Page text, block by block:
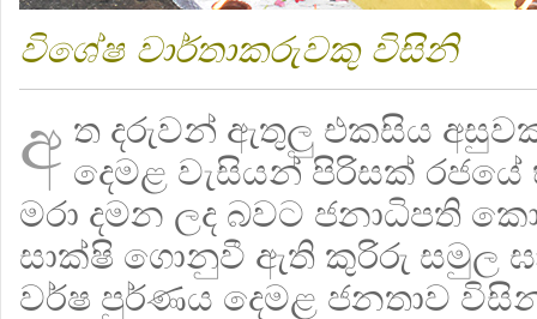
විශේෂ වාර්තාකරුවකු විසිනි
අ ත දරුවන් ඇතුලු එකසිය
දෙමළ වැසියන් පිරිසක්
මරා දමන ලද බවට ජනාධිපති
සාක්ෂි ගොනුවී ඇති කුරිරු සමුල
වර්ෂ පුර්ණය දෙමළ ජනතාව